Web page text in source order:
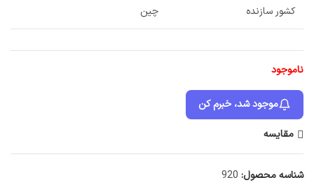
کشور سازنده چین
ناموجود
موجود شد، خبرم کن
مقایسه
شناسه محصول: 920